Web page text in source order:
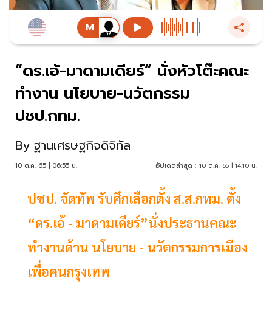
“ดร.เอ้-มาดามเดียร์” นั่งหัวโต๊ะคณะ
ทำงาน นโยบาย-นวัตกรรม
ปชป.กทม.
By ฐานเศรษฐกิจดิจิทัล
10 ต.ค. 65 | 06:55 น. อัปเดตล่าสุด : 10 ต.ค. 65 | 14:10 น.
ปชป. จัดทัพ รับศึกเลือกตั้ง ส.ส.กทม. ตั้ง
“ดร.เอ้ - มาดามเดียร์”นั่งประธานคณะ
ทำงานด้าน นโยบาย - นวัตกรรมการเมือง
เพื่อคนกรุงเทพ